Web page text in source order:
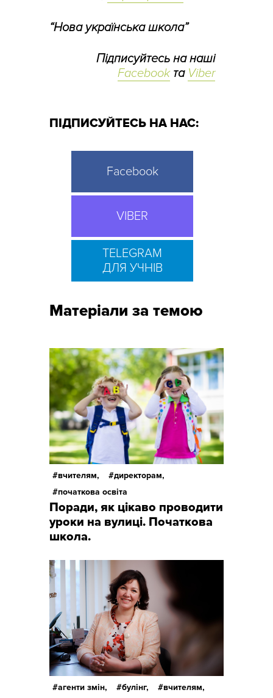
“Нова українська школа”
Підписуйтесь на наші
Facebookта Viber
ПІДПИСУЙТЕСЬ НА НАС:
Facebook
VIBER
TELEGRAM
ДЛЯ УЧНІВ
Матеріали за темою
вчителям,
директорам,
початкова освіта
Поради, як цікаво проводити
уроки на вулиці. Початкова
школа.
агенти змін, булінг,
вчителям,